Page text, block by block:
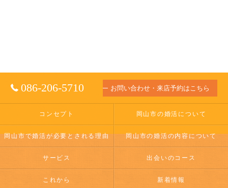
086-206-5710 お問い合わせ・来店予約はこちら
コンセプト 岡山市の婚活について
岡山市で婚活が必要とされる理由 岡山市の婚活の内容について
サービス 出会いのコース
これから 新着情報